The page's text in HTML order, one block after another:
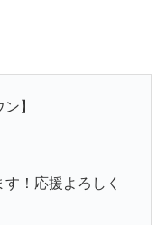
】
！応援よろしく